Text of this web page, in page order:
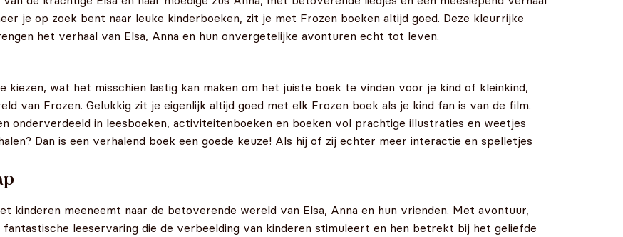
je op zoek bent naar leuke kinderboeken, zit je met Frozen boeken altijd goed. Deze kleurrijke
het verhaal van Elsa, Anna en hun onvergetelijke avonturen echt tot leven.
wat het misschien lastig kan maken om het juiste boek te vinden voor je kind of kleinkind,
van Frozen. Gelukkig zit je eigenlijk altijd goed met elk Frozen boek als je kind fan is van de film.
onderverdeeld in leesboeken, activiteitenboeken en boeken vol prachtige illustraties en weetjes
Dan is een verhalend boek een goede keuze! Als hij of zij echter meer interactie en spelletjes
kinderen meeneemt naar de betoverende wereld van Elsa, Anna en hun vrienden. Met avontuur,
leeservaring die de verbeelding van kinderen stimuleert en hen betrekt bij het geliefde